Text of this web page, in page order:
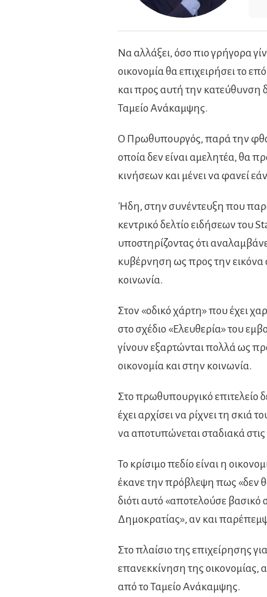
Να αλλάξει, όσο πιο γρήγορα
οικονομία θα επιχειρήσει το
και προς αυτή την κατεύθυνση
Ταμείο Ανάκαμψης.
Ο Πρωθυπουργός, παρά την
οποία δεν είναι αμελητέα, θα
κινήσεων και μένει να φανεί
Ήδη, στην συνέντευξη που
κεντρικό δελτίο ειδήσεων του
υποστηρίζοντας ότι
κυβέρνηση ως προς την εικόνα
κοινωνία.
Στον «οδικό χάρτη» που έχει
στο σχέδιο «Ελευθερία» του
γίνουν εξαρτώνται πολλά ως
οικονομία και στην κοινωνία.
Στο πρωθυπουργικό επιτελείο
έχει αρχίσει να ρίχνει τη σκιά
να αποτυπώνεται σταδιακά
Το κρίσιμο πεδίο είναι η
έκανε την πρόβλεψη πως «δεν
διότι αυτό «αποτελούσε
Δημοκρατίας», αν και
Στο πλαίσιο της επιχείρησης
επανεκκίνηση της οικονομίας,
από το Ταμείο Ανάκαμψης.